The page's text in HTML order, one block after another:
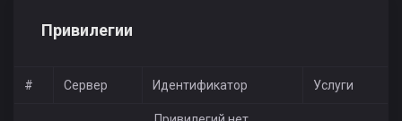
Привилегии
# Сервер Идентификатор Услуги